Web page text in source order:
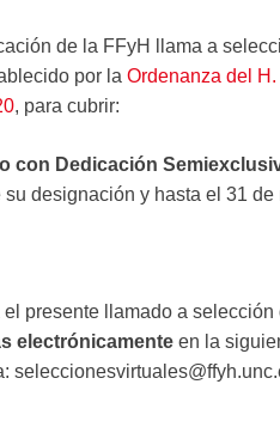
de la FFyH llama a
por la Ordenanza del
, para cubrir:
con Dedicación
su designación y hasta el 31 de
presente llamado a
electrónicamente en la